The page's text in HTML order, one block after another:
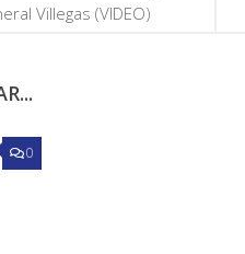
Villegas (VIDEO)
0